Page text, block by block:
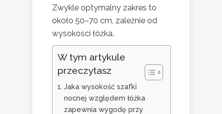
Zwykle optymalny zakres to
około 50–70 cm, zależnie od
wysokości łóżka.
W tym artykule
przeczytasz
Jaka wysokość szafki
nocnej względem łóżka
zapewnia wygodę przy